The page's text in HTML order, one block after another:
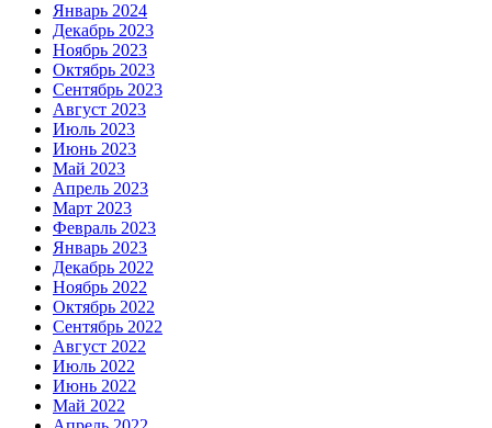
Январь 2024
Декабрь 2023
Ноябрь 2023
Октябрь 2023
Сентябрь 2023
Август 2023
Июль 2023
Июнь 2023
Май 2023
Апрель 2023
Март 2023
Февраль 2023
Январь 2023
Декабрь 2022
Ноябрь 2022
Октябрь 2022
Сентябрь 2022
Август 2022
Июль 2022
Июнь 2022
Май 2022